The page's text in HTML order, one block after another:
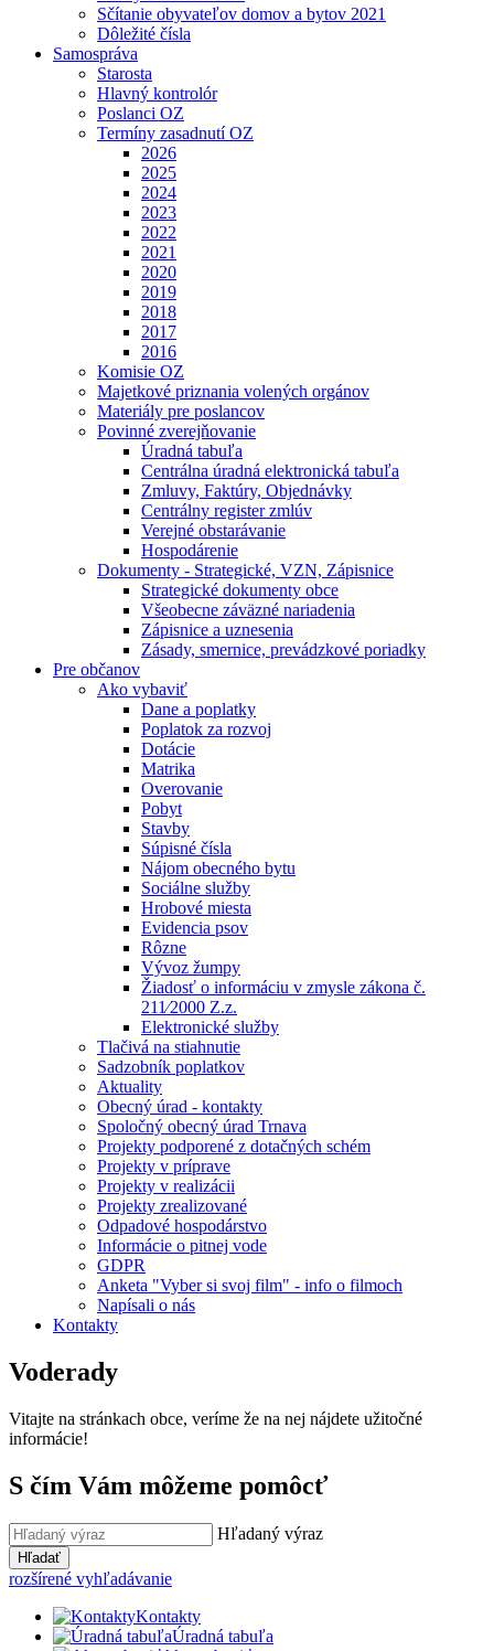
Sčítanie obyvateľov domov a bytov 2021
Dôležité čísla
Samospráva
Starosta
Hlavný kontrolór
Poslanci OZ
Termíny zasadnutí OZ
2026
2025
2024
2023
2022
2021
2020
2019
2018
2017
2016
Komisie OZ
Majetkové priznania volených orgánov
Materiály pre poslancov
Povinné zverejňovanie
Úradná tabuľa
Centrálna úradná elektronická tabuľa
Zmluvy, Faktúry, Objednávky
Centrálny register zmlúv
Verejné obstarávanie
Hospodárenie
Dokumenty - Strategické, VZN, Zápisnice
Strategické dokumenty obce
Všeobecne záväzné nariadenia
Zápisnice a uznesenia
Zásady, smernice, prevádzkové poriadky
Pre občanov
Ako vybaviť
Dane a poplatky
Poplatok za rozvoj
Dotácie
Matrika
Overovanie
Pobyt
Stavby
Súpisné čísla
Nájom obecného bytu
Sociálne služby
Hrobové miesta
Evidencia psov
Rôzne
Vývoz žumpy
Žiadosť o informáciu v zmysle zákona č.
211⁄2000 Z.z.
Elektronické služby
Tlačivá na stiahnutie
Sadzobník poplatkov
Aktuality
Obecný úrad - kontakty
Spoločný obecný úrad Trnava
Projekty podporené z dotačných schém
Projekty v príprave
Projekty v realizácii
Projekty zrealizované
Odpadové hospodárstvo
Informácie o pitnej vode
GDPR
Anketa "Vyber si svoj film" - info o filmoch
Napísali o nás
Kontakty
Voderady
Vitajte na stránkach obce, veríme že na nej nájdete užitočné
informácie!
S čím Vám môžeme pomôcť
Hľadaný výraz
Hľadať
rozšírené vyhľadávanie
Kontakty
Úradná tabuľa